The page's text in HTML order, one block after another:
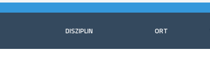
DISZIPLIN ORT